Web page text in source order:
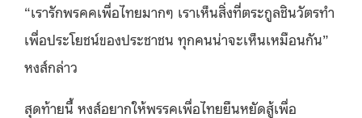
“เรารักพรคคเพื่อไทยมากๆ เราเห็นสิ่งที่ตระกูลชินวัตรทำ
เพื่อประโยชน์ของประชาชน ทุกคนน่าจะเห็นเหมือนกัน”
หงส์กล่าว
สุดท้ายนี้ หงส์อยากให้พรรคเพื่อไทยยืนหยัดสู้เพื่อ